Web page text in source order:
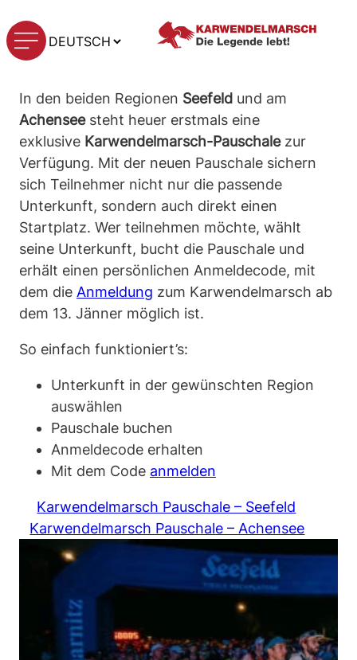
Inhalt
springen
Sprache
KARWENDELMARSCH
PAUSCHALE
In den beiden Regionen Seefeld und am
Achenseesteht heuer erstmals eine
exklusive Karwendelmarsch-Pauschalezur
Verfügung. Mit der neuen Pauschale sichern
sich Teilnehmer nicht nur die passende
Unterkunft, sondern auch direkt einen
Startplatz. Wer teilnehmen möchte, wählt
seine Unterkunft, bucht die Pauschale und
erhält einen persönlichen Anmeldecode, mit
dem die Anmeldung zum Karwendelmarsch ab
dem 13. Jänner möglich ist.
So einfach funktioniert’s:
Unterkunft in der gewünschten Region
auswählen
Pauschale buchen
Anmeldecode erhalten
Mit dem Code anmelden
Karwendelmarsch Pauschale – Seefeld
Karwendelmarsch Pauschale – Achensee